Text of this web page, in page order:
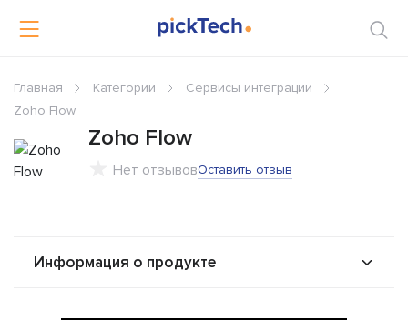
Главная Категории
Сервисы интеграции
Zoho Flow
Zoho Flow
Нет отзывовОставить отзыв
Информация о продукте